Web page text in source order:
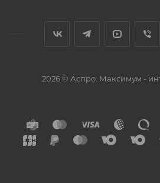
2026 © Аспро: Максимум -